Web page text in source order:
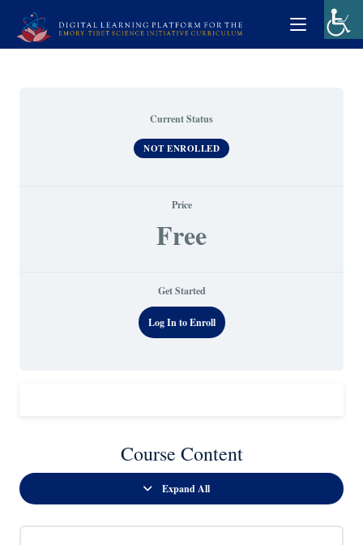
Current Status
NOT ENROLLED
Price
Free
Get Started
Log In to Enroll
Course Content
Expand All
Lessons